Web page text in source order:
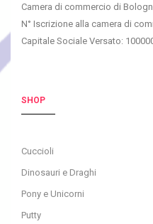
Camera di commercio di
N° Iscrizione alla camera di
Capitale Sociale Versato:
SHOP
Cuccioli
Dinosauri e Draghi
Pony e Unicorni
Putty